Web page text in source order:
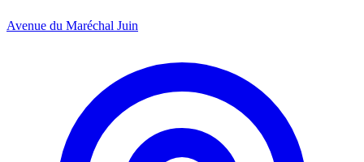
Avenue du Maréchal Juin